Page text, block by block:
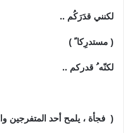
لكنني قدَرَكُم ..
( مستدرِكا ً )
لكنّه ُ قدركم ..
( فجأة ، يلمح أحد المتفرجين